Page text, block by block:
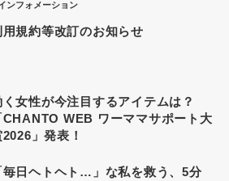
ンフォメーション
用規約等改訂のお知らせ
く女性が今注目するアイテムは？
CHANTO WEB ワーママサポート大
2026」発表！
毎日ヘトヘト…」な私を救う、5分